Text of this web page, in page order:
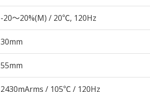
-20～20%(M) / 20℃, 120Hz
30mm
55mm
2430mArms / 105℃ / 120Hz